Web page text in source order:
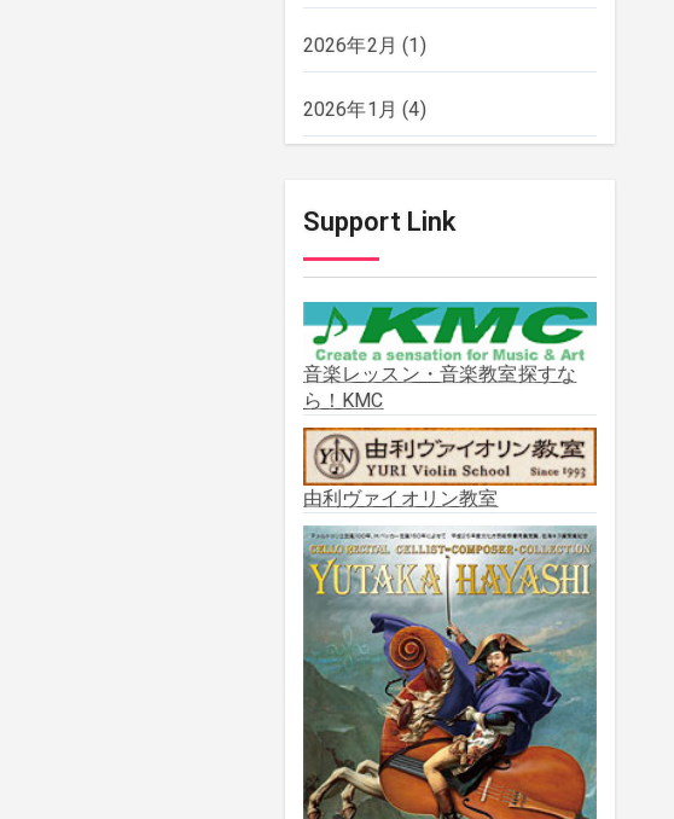
2026年2月 (1)
2026年1月 (4)
2025年11月(2)
2025年10月(2)
2025年9月(3)
2025年8月(5)
2025年7月(3)
2025年6月(1)
2025年5月(5)
2025年3月(1)
2025年2月(1)
2025年1月(3)
Support Link
音楽レッスン・音楽教室探すな
ら！KMC
由利ヴァイオリン教室